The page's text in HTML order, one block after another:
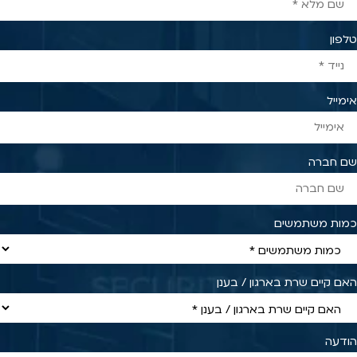
טלפון
אימייל
שם חברה
כמות משתמשים
האם קיים שרת בארגון / בענן
הודעה